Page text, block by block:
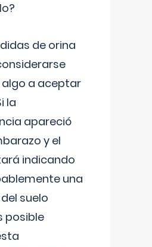
de orina
a aceptar
la
apareció
y el
indicando
una
suelo
posible